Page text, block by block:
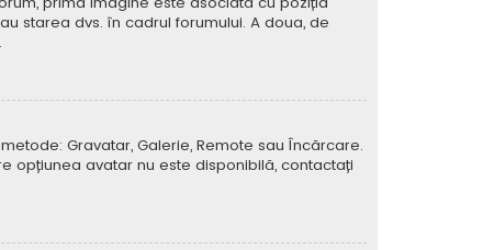
starea dvs. în cadrul forumului. A doua, de
Gravatar, Galerie, Remote sau Încărcare.
opțiunea avatar nu este disponibilă, contactați